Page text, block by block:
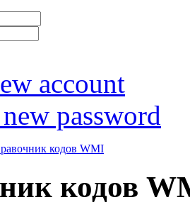
account
password
кодов WMI
кодов